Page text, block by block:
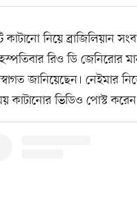
নিয়ে ব্রাজিলিয়ান
রিও ডি জেনিরোর
জানিয়েছেন। নেইমার
কাটানোর ভিডিও পোস্ট